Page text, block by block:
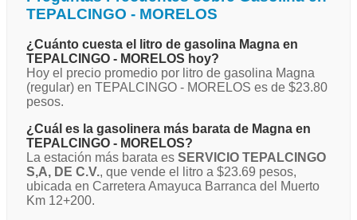
TEPALCINGO - MORELOS
¿Cuánto cuesta el litro de gasolina Magna en
TEPALCINGO - MORELOS hoy?
Hoy el precio promedio por litro de gasolina Magna
(regular) en TEPALCINGO - MORELOS es de $23.80
pesos.
¿Cuál es la gasolinera más barata de Magna en
TEPALCINGO - MORELOS?
La estación más barata es SERVICIO TEPALCINGO
S,A, DE C.V., que vende el litro a $23.69 pesos,
ubicada en Carretera Amayuca Barranca del Muerto
Km 12+200.